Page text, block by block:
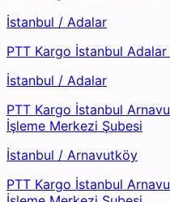
İstanbul / Adalar
PTT Kargo İstanbul Adalar
İstanbul / Adalar
PTT Kargo İstanbul
İşleme Merkezi Şubesi
İstanbul / Arnavutköy
PTT Kargo İstanbul